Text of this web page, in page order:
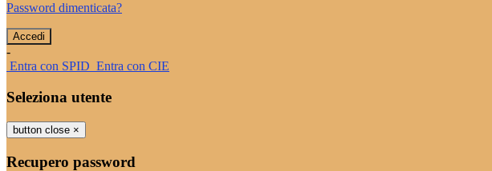
Password dimenticata?
-
Entra con SPID Entra con CIE
Seleziona utente
button close ×
Recupero password